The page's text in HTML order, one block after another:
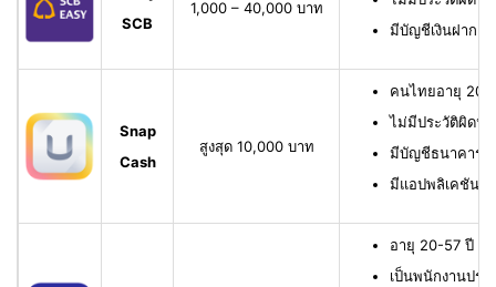
SCB
1,000 – 40,000 บาท
มีบัญชีเงินฝาก
Snap
Cash
สูงสุด 10,000 บาท
คนไทยอายุ 20-
ไม่มีประวัติผิดนั
มีบัญชีธนาคาร ห
มีแอปพลิเคชัน
อายุ 20-57 ปี มี
เป็นพนักงานปร